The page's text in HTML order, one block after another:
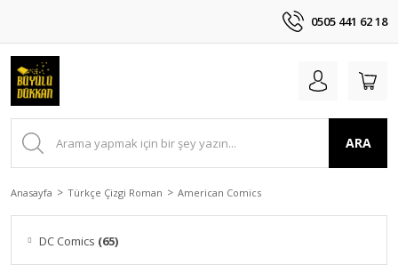
0505 441 62 18
ARA
Anasayfa Türkçe Çizgi Roman American Comics
DC Comics (65)